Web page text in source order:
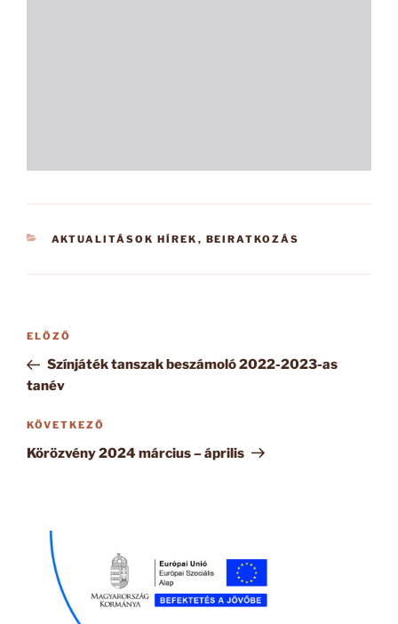
KATEGÓRIÁK
AKTUALITÁSOK HÍREK , BEIRATKOZÁS
Bejegyzés
Korábbi
bejegyzés
ELŐZŐ
Színjáték tanszak beszámoló 2022-2023-as
tanév
Következő
bejegyzés
KÖVETKEZŐ
Körözvény 2024 március – április